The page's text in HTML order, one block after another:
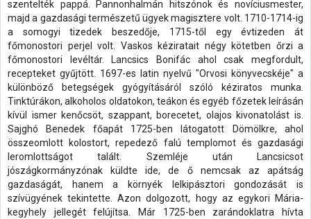
szentelték pappá. Pannonhalmán hitszónok és novíciusmester,
majd a gazdasági természetű ügyek magisztere volt. 1710-1714-ig
a somogyi tizedek beszedője, 1715-től egy évtizeden át
főmonostori perjel volt. Vaskos kéziratait négy kötetben őrzi a
főmonostori levéltár. Lancsics Bonifác ahol csak megfordult,
recepteket gyűjtött. 1697-es latin nyelvű "Orvosi könyvecskéje" a
különböző betegségek gyógyításáról szóló kéziratos munka.
Tinktúrákon, alkoholos oldatokon, teákon és egyéb főzetek leírásán
kívül ismer kenőcsöt, szappant, borecetet, olajos kivonatolást is.
Sajghó Benedek főapát 1725-ben látogatott Dömölkre, ahol
összeomlott kolostort, repedező falú templomot és gazdasági
leromlottságot talált. Szemléje után Lancsicsot
jószágkormányzónak küldte ide, de ő nemcsak az apátság
gazdaságát, hanem a környék lelkipásztori gondozását is
szívügyének tekintette. Azon dolgozott, hogy az egykori Mária-
kegyhely jellegét felújítsa. Már 1725-ben zarándoklatra hívta